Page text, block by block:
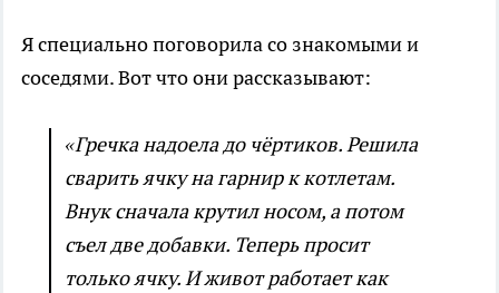
Я специально поговорила со знакомыми и
соседями. Вот что они рассказывают:
«Гречка надоела до чёртиков. Решила
сварить ячку на гарнир к котлетам.
Внук сначала крутил носом, а потом
съел две добавки. Теперь просит
только ячку. И живот работает как